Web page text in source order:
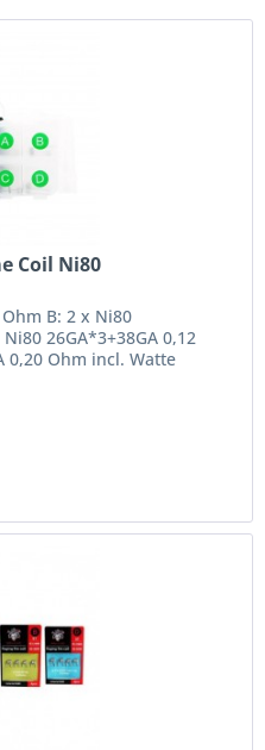
Coil Ni80
B: 2 x Ni80
26GA*3+38GA 0,12
0,20 Ohm incl. Watte